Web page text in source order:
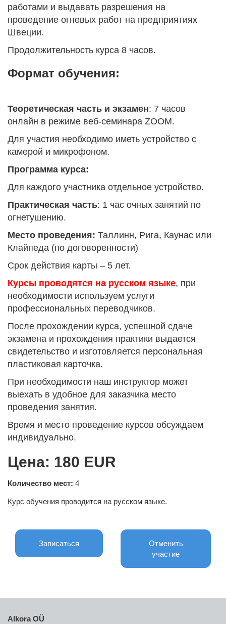
работами и выдавать разрешения на
проведение огневых работ на предприятиях
Швеции.
Продолжительность курса 8 часов.
Формат обучения:
Теоретическая часть и экзамен: 7 часов
онлайн в режиме веб-семинара ZOOM.
Для участия необходимо иметь устройство с
камерой и микрофоном.
Программа курса:
Для каждого участника отдельное устройство.
Практическая часть: 1 час очных занятий по
огнетушению.
Место проведения: Таллинн, Рига, Каунас или
Клайпеда (по договоренности)
Срок действия карты – 5 лет.
Курсы проводятся на русском языке, при
необходимости используем услуги
профессиональных переводчиков.
После прохождении курса, успешной сдаче
экзамена и прохождения практики выдается
свидетельство и изготовляется персональная
пластиковая карточка.
При необходимости наш инструктор может
выехать в удобное для заказчика место
проведения занятия.
Время и место проведение курсов обсуждаем
индивидуально.
Цена: 180 EUR
Количество мест: 4
Курс обучения проводится на русском языке.
Записаться
Отменить
участие
Alkora OÜ